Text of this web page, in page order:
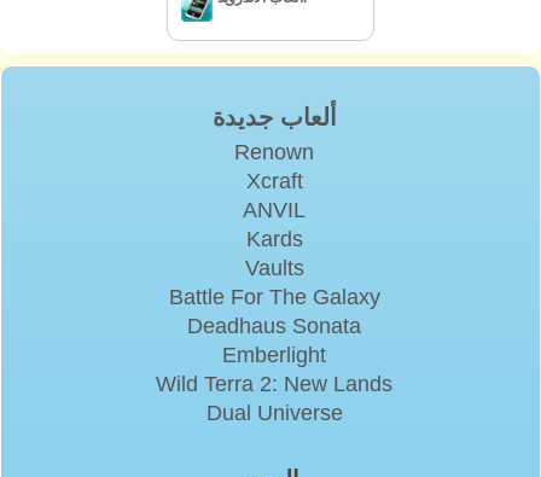
ألعاب جديدة
Renown
Xcraft
ANVIL
Kards
Vaults
Battle For The Galaxy
Deadhaus Sonata
Emberlight
Wild Terra 2: New Lands
Dual Universe